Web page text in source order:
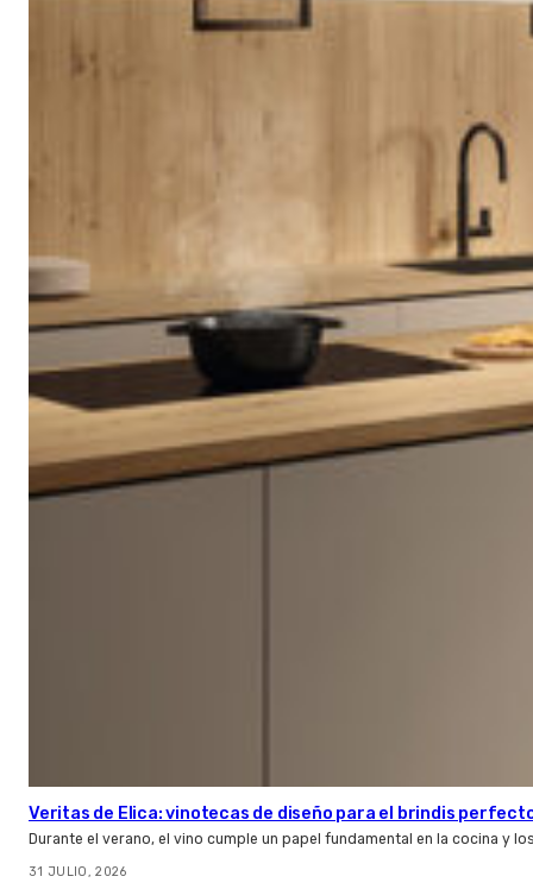
Veritas de Elica: vinotecas de diseño para el brindis
Durante el verano, el vino cumple un papel fundamental en la cocina y
31 JULIO, 2026